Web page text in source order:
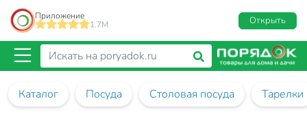
Приложение
1.7M
Открыть
Каталог Посуда Столовая посуда Тарелки